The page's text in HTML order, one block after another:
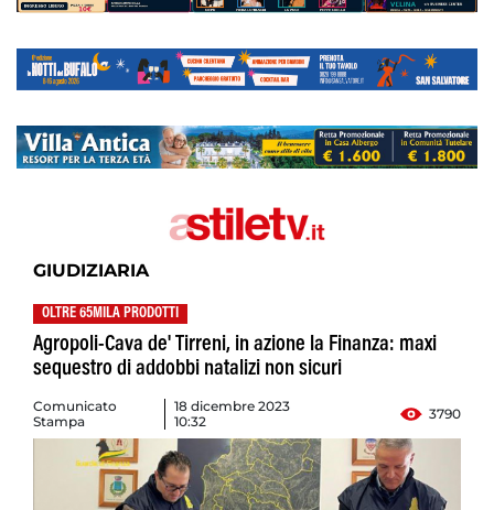
GIUDIZIARIA
OLTRE 65MILA PRODOTTI
Agropoli-Cava de' Tirreni, in azione la Finanza: maxi
sequestro di addobbi natalizi non sicuri
Comunicato
Stampa
18 dicembre 2023
10:32
3790